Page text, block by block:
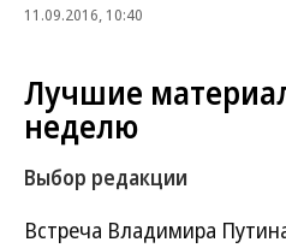
11.09.2016, 10:40
Лучшие
неделю
Выбор редакции
Встреча Владимира